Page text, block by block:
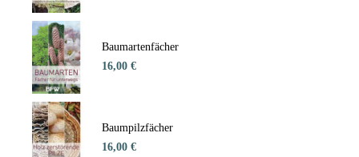
Baumartenfächer
16,00 €
Baumpilzfächer
16,00 €